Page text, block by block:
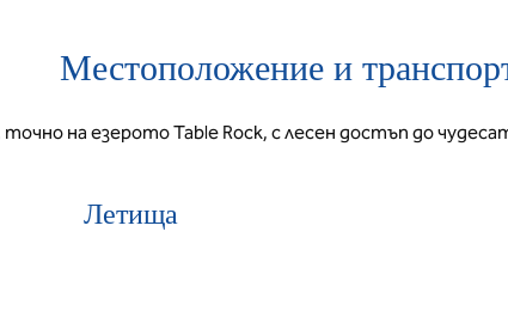
Местоположение и
на езерото Table Rock, с лесен достъп до
Летища